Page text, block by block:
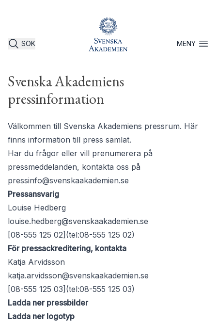
SÖK MENYÖppna
Svenska Akademiens
pressinformation
Välkommen till Svenska Akademiens pressrum. Här
finns information till press samlat.
Har du frågor eller vill prenumerera på
pressmeddelanden, kontakta oss på
pressinfo@svenskaakademien.se
Pressansvarig
Louise Hedberg
louise.hedberg@svenskaakademien.se
[08-555 125 02](tel:08-555 125 02)
För pressackreditering, kontakta
Katja Arvidsson
katja.arvidsson@svenskaakademien.se
[08-555 125 03](tel:08-555 125 03)
Ladda ner pressbilder
Ladda ner logotyp